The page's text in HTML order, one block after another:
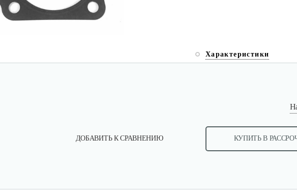
Характеристики
ДОБАВИТЬ К СРАВНЕНИЮ КУПИТЬ В
Палец